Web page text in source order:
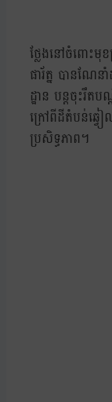
ថ្លែងនៅចំពោះមុខ
ផារ័ត្ន បានណែន
ដ្ឋាន បន្តចុះរឹ
ក្រៅពីដីតំបន់ឆ្វៀ
ប្រសិទ្ធភាព។